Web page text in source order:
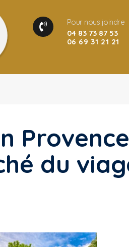
04 83 73 87 53
06 69 31 21 21
Pour nous joindre
du